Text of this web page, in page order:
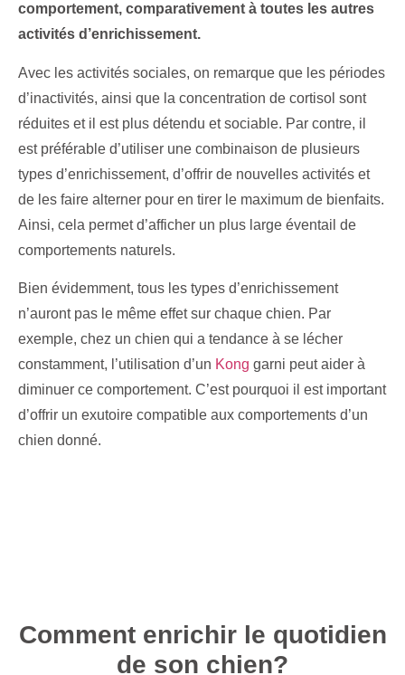
comportement, comparativement à toutes les autres
activités d’enrichissement.
Avec les activités sociales, on remarque que les périodes
d’inactivités, ainsi que la concentration de cortisol sont
réduites et il est plus détendu et sociable. Par contre, il
est préférable d’utiliser une combinaison de plusieurs
types d’enrichissement, d’offrir de nouvelles activités et
de les faire alterner pour en tirer le maximum de bienfaits.
Ainsi, cela permet d’afficher un plus large éventail de
comportements naturels.
Bien évidemment, tous les types d’enrichissement
n’auront pas le même effet sur chaque chien. Par
exemple, chez un chien qui a tendance à se lécher
constamment, l’utilisation d’un Kong garni peut aider à
diminuer ce comportement. C’est pourquoi il est important
d’offrir un exutoire compatible aux comportements d’un
chien donné.
Comment enrichir le quotidien
de son chien?